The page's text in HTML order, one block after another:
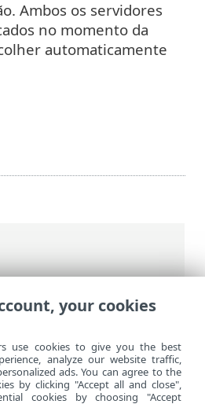
>ESET Endpoint
do aplicativo>
de módulo
Ambos os servidores
no momento da
automaticamente
your cookies
use cookies to give you the best
analyze our website traffic,
ads. You can agree to the
by clicking "Accept all and close",
cookies by choosing "Accept